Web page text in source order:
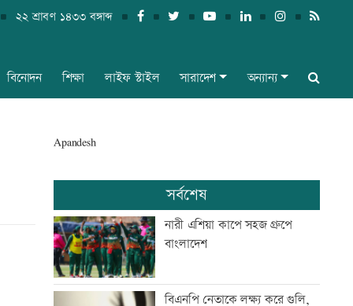
২২ শ্রাবণ ১৪৩৩ বঙ্গাব্দ
বিনোদন শিক্ষা লাইফ স্টাইল সারাদেশ অন্যান্য
Apandesh
সর্বশেষ
নারী এশিয়া কাপে সহজ গ্রুপে
বাংলাদেশ
বিএনপি নেতাকে লক্ষ্য করে গুলি,